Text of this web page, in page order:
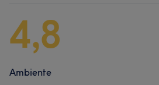
4,8
Ambiente